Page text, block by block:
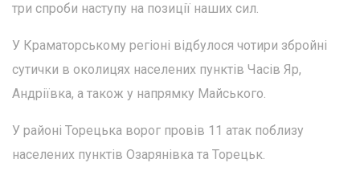
три спроби наступу на позиції наших сил.
У Краматорському регіоні відбулося чотири збройні
сутички в околицях населених пунктів Часів Яр,
Андріївка, а також у напрямку Майського.
У районі Торецька ворог провів 11 атак поблизу
населених пунктів Озарянівка та Торецьк.